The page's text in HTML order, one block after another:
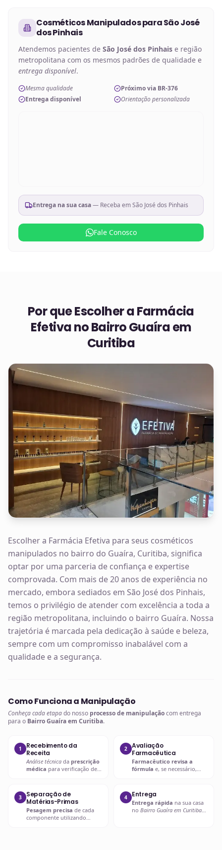
Cosméticos ManipuladosparaSão José
dos Pinhais
Atendemos pacientes de São José dos Pinhais e região
metropolitana com os mesmos padrões de qualidade e
entrega disponível.
Mesma qualidade
Próximo via BR-376
Entrega disponível
Orientação personalizada
Entrega na sua casa— Receba emSão José dos Pinhais
Fale Conosco
Por que Escolher a Farmácia
Efetiva noBairro Guaíra em
Curitiba
Escolher a Farmácia Efetiva para seus cosméticos
manipulados no bairro do Guaíra, Curitiba, significa
optar por uma parceria de confiança e expertise
comprovada. Com mais de 20 anos de experiência no
mercado, embora sediados em São José dos Pinhais,
temos o privilégio de atender com excelência a toda a
região metropolitana, incluindo o bairro Guaíra. Nossa
trajetória é marcada pela dedicação à saúde e beleza,
sempre com um compromisso inabalável com a
qualidade e a segurança.
Como Funciona a Manipulação
Conheça cada etapado nosso processo de manipulaçãocom entrega
para o Bairro Guaíra em Curitiba.
1
Recebimento da
Receita
Análise técnica da prescrição
médica para verificação de
2
Avaliação
Farmacêutica
Farmacêutico revisa a
fórmula e, se necessário,
esclarecimentos.
3
Separação de
Matérias-Primas
Pesagem precisa de cada
componente utilizando
4 Entrega
Entrega rápida na sua casa
no Bairro Guaíra em Curitiba